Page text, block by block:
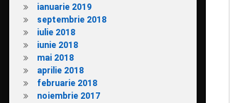
ianuarie 2019
septembrie 2018
iulie 2018
iunie 2018
mai 2018
aprilie 2018
februarie 2018
noiembrie 2017